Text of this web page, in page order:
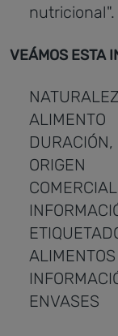
nutricional".
VEÁMOS ESTA
ALIMENTO
DURACIÓN,
ALIMENTOS
ENVASES